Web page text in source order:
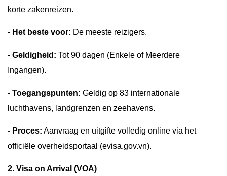
korte zakenreizen.
- Het beste voor: De meeste reizigers.
- Geldigheid: Tot 90 dagen (Enkele of Meerdere
Ingangen).
- Toegangspunten: Geldig op 83 internationale
luchthavens, landgrenzen en zeehavens.
- Proces: Aanvraag en uitgifte volledig online via het
officiële overheidsportaal (evisa.gov.vn).
2. Visa on Arrival (VOA)